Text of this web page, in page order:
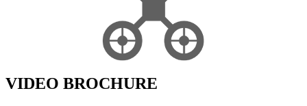
VIDEO BROCHURE